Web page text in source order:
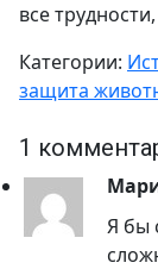
все
Категории:
защита
1
Я бы